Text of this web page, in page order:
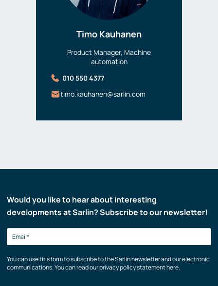
Timo Kauhanen
Product Manager, Machine
automation
010 550 4377
timo.kauhanen@sarlin.com
Would you like to hear about interesting
developments at Sarlin? Subscribe to our newsletter!
You can use this form to subscribe to the Sarlin newsletter and our electronic
communications. You can read our privacy policy statement here.